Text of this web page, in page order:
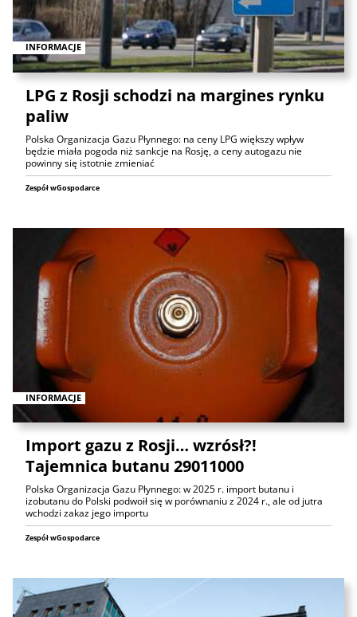
INFORMACJE
LPG z Rosji schodzi na margines rynku
paliw
Polska Organizacja Gazu Płynnego: na ceny LPG większy wpływ
będzie miała pogoda niż sankcje na Rosję, a ceny autogazu nie
powinny się istotnie zmieniać
Zespół wGospodarce
INFORMACJE
Import gazu z Rosji… wzrósł?!
Tajemnica butanu 29011000
Polska Organizacja Gazu Płynnego: w 2025 r. import butanu i
izobutanu do Polski podwoił się w porównaniu z 2024 r., ale od jutra
wchodzi zakaz jego importu
Zespół wGospodarce